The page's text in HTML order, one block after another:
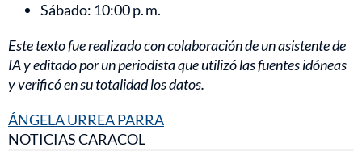
Sábado: 10:00 p. m.
Este texto fue realizado con colaboración de un asistente de
IA y editado por un periodista que utilizó las fuentes idóneas
y verificó en su totalidad los datos.
ÁNGELA URREA PARRA
NOTICIAS CARACOL